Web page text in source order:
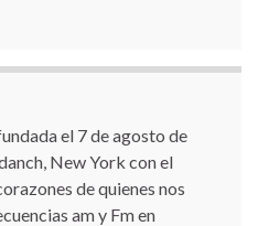
el 7 de agosto de
New York con el
de quienes nos
am y Fm en